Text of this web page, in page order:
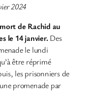
2024
mort de Rachid au
le 14 janvier.Des
le lundi
être réprimé
les prisonniers de
promenade par